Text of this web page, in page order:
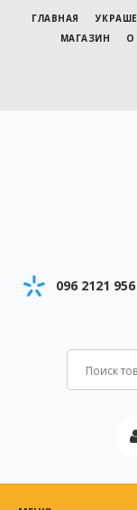
ГЛАВНАЯ
МАГАЗИН
О
096 2121 956